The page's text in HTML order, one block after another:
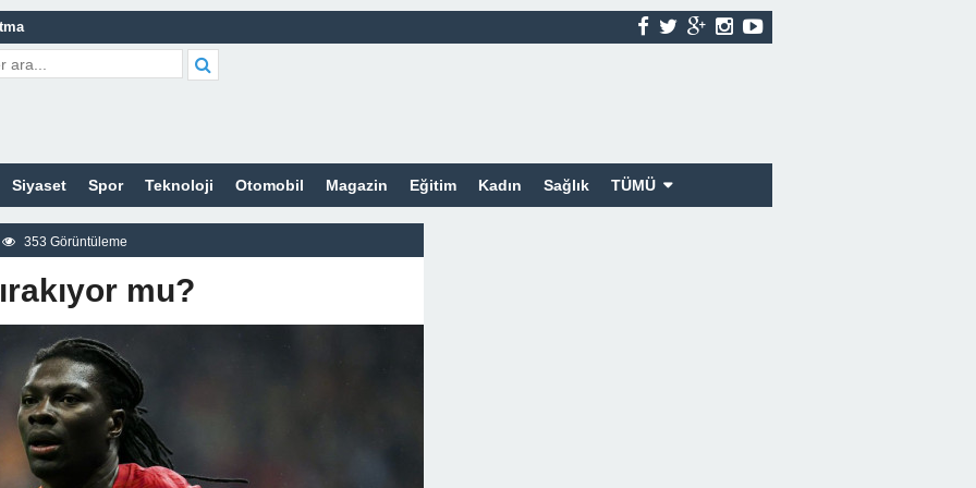
Nelerdir?
Nelerdir?
Nelerdir?
Bayan Sitesi
Siyaset Spor Teknoloji Otomobil Magazin Eğitim Kadın Sağlık TÜMÜ
353 Görüntüleme
mu?